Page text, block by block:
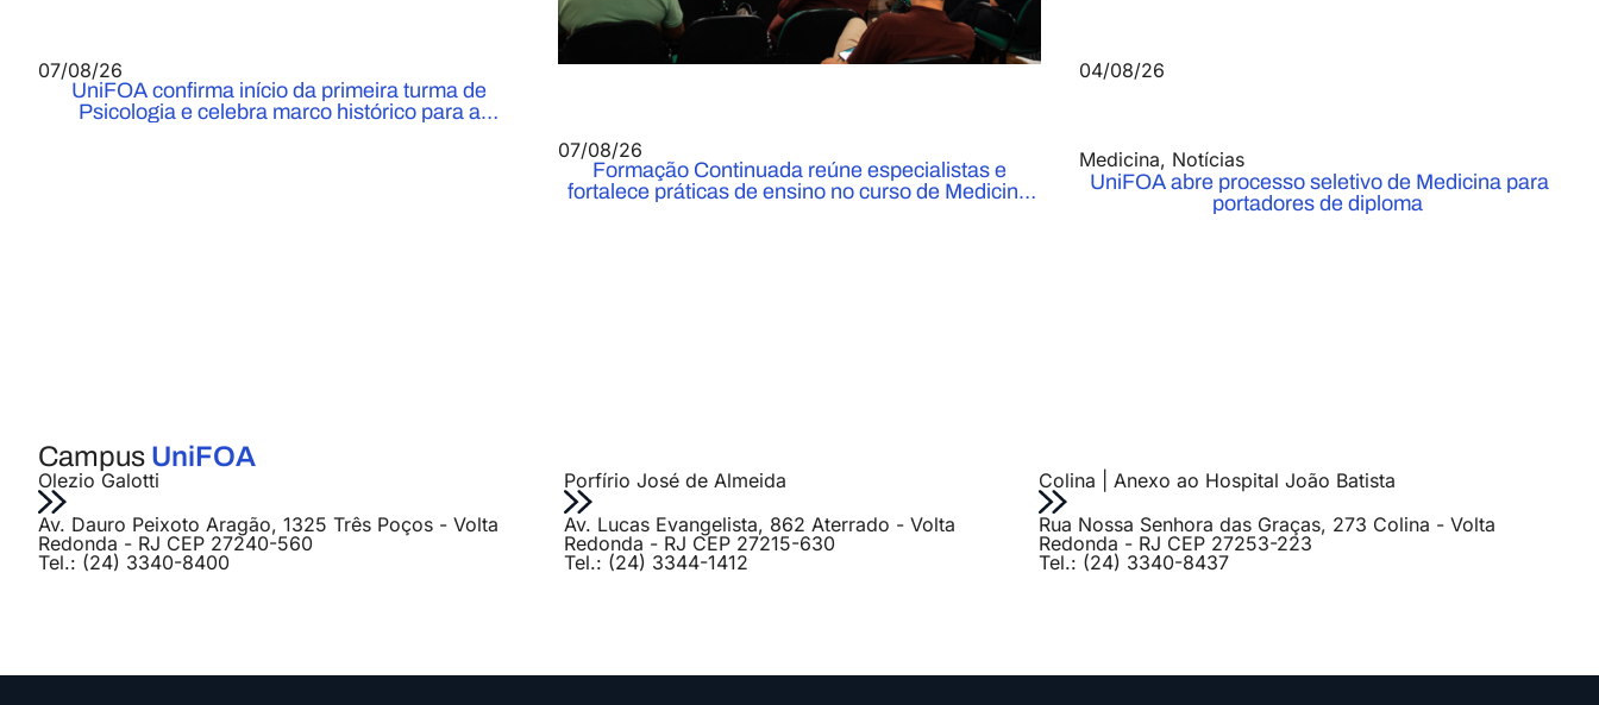
07/08/26
UniFOA confirma início da primeira turma de
Psicologia e celebra marco histórico para a
07/08/26
Formação Continuada reúne especialistas e
fortalece práticas de ensino no curso de Medicina
04/08/26
Medicina, Notícias
UniFOA abre processo seletivo de Medicina para
portadores de diploma
Campus UniFOA
Olezio Galotti
Av. Dauro Peixoto Aragão, 1325 Três Poços - Volta
Redonda - RJ CEP 27240-560
Tel.: (24) 3340-8400
Porfírio José de Almeida
Av. Lucas Evangelista, 862 Aterrado - Volta
Redonda - RJ CEP 27215-630
Tel.: (24) 3344-1412
Colina | Anexo ao Hospital João Batista
Rua Nossa Senhora das Graças, 273 Colina - Volta
Redonda - RJ CEP 27253-223
Tel.: (24) 3340-8437